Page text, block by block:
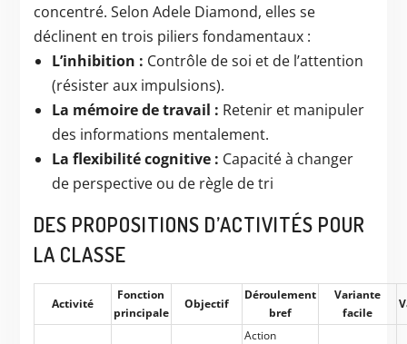
concentré. Selon Adele Diamond, elles se
déclinent en trois piliers fondamentaux :
L’inhibition : Contrôle de soi et de l’attention
(résister aux impulsions).
La mémoire de travail : Retenir et manipuler
des informations mentalement.
La flexibilité cognitive : Capacité à changer
de perspective ou de règle de tri
DES PROPOSITIONS D’ACTIVITÉS POUR
LA CLASSE
Activité
Fonction
principale
Objectif
Déroulement
bref
Variante
facile
Action